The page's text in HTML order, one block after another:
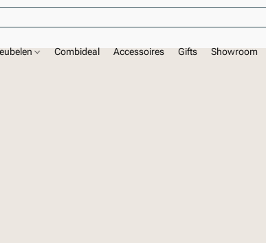
Combideal Accessoires Gifts Showroom